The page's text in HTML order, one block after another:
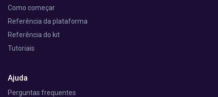
Como começar
Referência da plataforma
Referência do kit
Tutoriais
Ajuda
Perguntas frequentes